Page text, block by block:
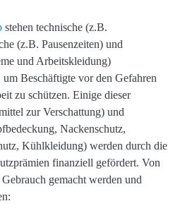
stehen technische (z.B.
(z.B. Pausenzeiten) und
und Arbeitskleidung)
Beschäftigte vor den Gefahren
zu schützen. Einige dieser
zur Verschattung) und
Nackenschutz,
Kühlkleidung) werden durch die
finanziell gefördert. Von
gemacht werden und